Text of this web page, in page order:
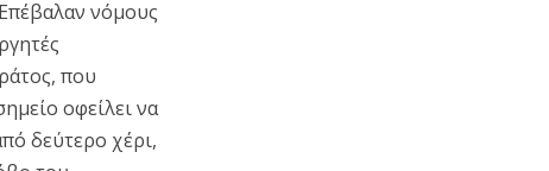
νόμους
που
οφείλει να
δεύτερο χέρι,